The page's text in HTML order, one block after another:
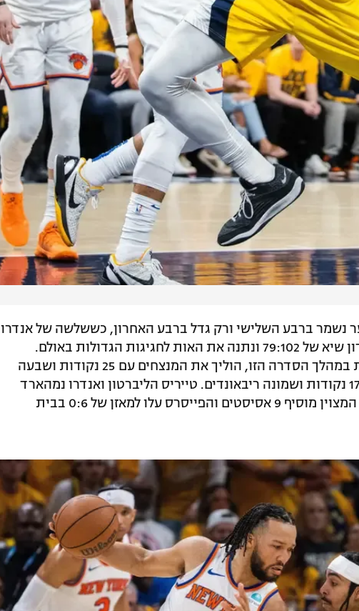
נשמר ברבע השלישי ורק גדל ברבע האחרון, כששלשה של אנדרו
נמהארד העניקה למארחים יתרון שיא של 79:102 ונתנה את האות לחגיגות הגדולות באולם.
סיאקם, שספג לא מעט ביקורות במהלך הסדרה הזו, הוליך את המנצחים עם 25 נקודות ושבעה
ריבאונדים. מיילס טרנר הוסיף 17 נקודות ושמונה ריבאונדים. טייריס הליברטון ואנדרו נמהארד
הוסיפו 15 כל אחד, כאשר הרכז המצוין מוסיף 9 אסיסטים והפייסרס עלו למאזן של 0:6 בבית